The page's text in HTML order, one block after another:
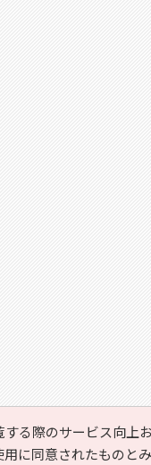
る際のサービス向
に同意されたものと